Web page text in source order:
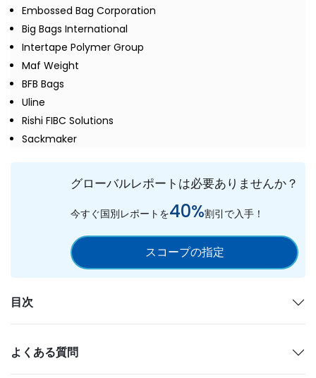
Embossed Bag Corporation
Big Bags International
Intertape Polymer Group
Maf Weight
BFB Bags
Uline
Rishi FIBC Solutions
Sackmaker
グローバルレポートは必要ありませんか？
今すぐ国別レポートを40%割引で入手！
スコープの指定
目次
よくある質問